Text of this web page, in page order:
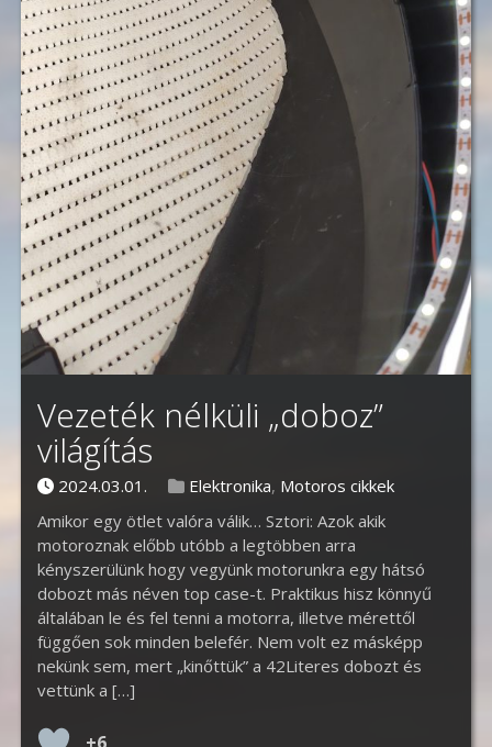
Vezeték nélküli „doboz”
világítás
Posted on
2024.03.01. Posted in
Elektronika, Motoros cikkek
Amikor egy ötlet valóra válik… Sztori: Azok akik
motoroznak előbb utóbb a legtöbben arra
kényszerülünk hogy vegyünk motorunkra egy hátsó
dobozt más néven top case-t. Praktikus hisz könnyű
általában le és fel tenni a motorra, illetve mérettől
függően sok minden belefér. Nem volt ez másképp
nekünk sem, mert „kinőttük” a 42Literes dobozt és
vettünk a […]